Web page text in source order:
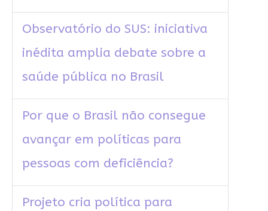
Observatório do SUS: iniciativa
inédita amplia debate sobre a
saúde pública no Brasil
Por que o Brasil não consegue
avançar em políticas para
pessoas com deficiência?
Projeto cria política para